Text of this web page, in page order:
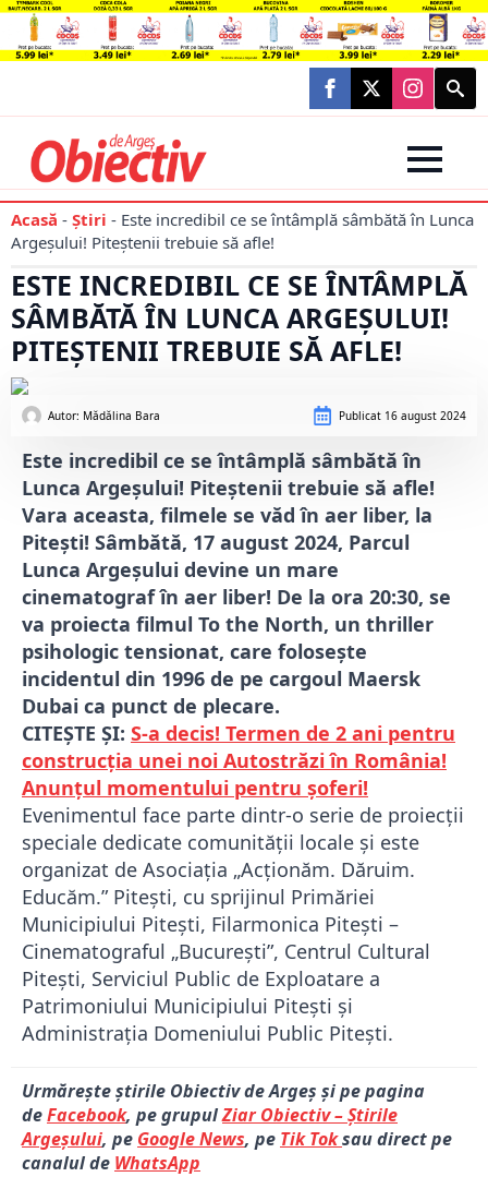
Search
for:
Acasă - Știri - Este incredibil ce se întâmplă sâmbătă în Lunca
Argeșului! Piteștenii trebuie să afle!
ESTE INCREDIBIL CE SE ÎNTÂMPLĂ
SÂMBĂTĂ ÎN LUNCA ARGEȘULUI!
PITEȘTENII TREBUIE SĂ AFLE!
Autor: Mădălina Bara Publicat 16 august 2024
Este incredibil ce se întâmplă sâmbătă în
Lunca Argeșului! Piteștenii trebuie să afle!
Vara aceasta, filmele se văd în aer liber, la
Pitești! Sâmbătă, 17 august 2024, Parcul
Lunca Argeșului devine un mare
cinematograf în aer liber! De la ora 20:30, se
va proiecta filmul To the North, un thriller
psihologic tensionat, care folosește
incidentul din 1996 de pe cargoul Maersk
Dubai ca punct de plecare.
CITEȘTE ȘI: S-a decis! Termen de 2 ani pentru
construcția unei noi Autostrăzi în România!
Anunțul momentului pentru șoferi!
Evenimentul face parte dintr-o serie de proiecții
speciale dedicate comunității locale și este
organizat de Asociația „Acționăm. Dăruim.
Educăm.” Pitești, cu sprijinul Primăriei
Municipiului Pitești, Filarmonica Pitești –
Cinematograful „București”, Centrul Cultural
Pitești, Serviciul Public de Exploatare a
Patrimoniului Municipiului Pitești și
Administrația Domeniului Public Pitești.
Urmărește știrile Obiectiv de Argeș și pe pagina
deFacebook, pe grupulZiar Obiectiv – Știrile
Argeșului, pe Google News, pe Tik Toksau direct pe
canalul de WhatsApp